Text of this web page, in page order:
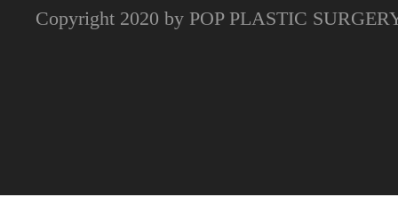
Copyright 2020 by POP PLASTIC